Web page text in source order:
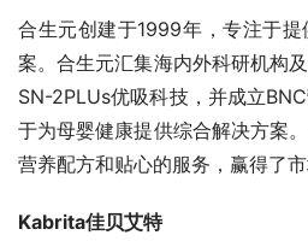
合生元创建于1999年，专注于
案。合生元汇集海内外科研机构
SN-2PLUs优吸科技，并成立
于为母婴健康提供综合解决方案
营养配方和贴心的服务，赢得了市
Kabrita佳贝艾特